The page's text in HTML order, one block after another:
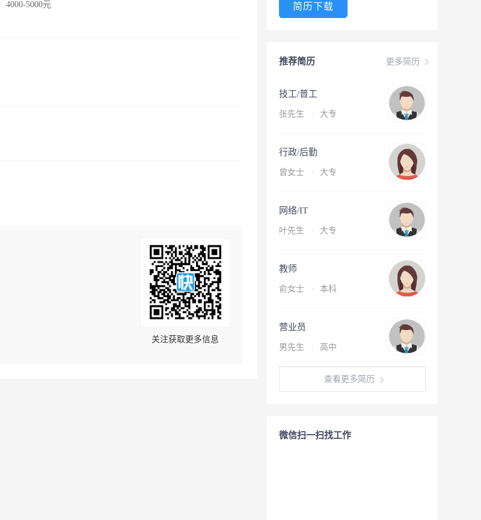
4000-5000元
关注获取更多信息
简历下载
更多简历
推荐简历
技工/普工
张先生 · 大专
行政/后勤
曾女士 · 大专
网络/IT
叶先生 · 大专
教师
俞女士 · 本科
营业员
男先生 · 高中
查看更多简历
微信扫一扫找工作